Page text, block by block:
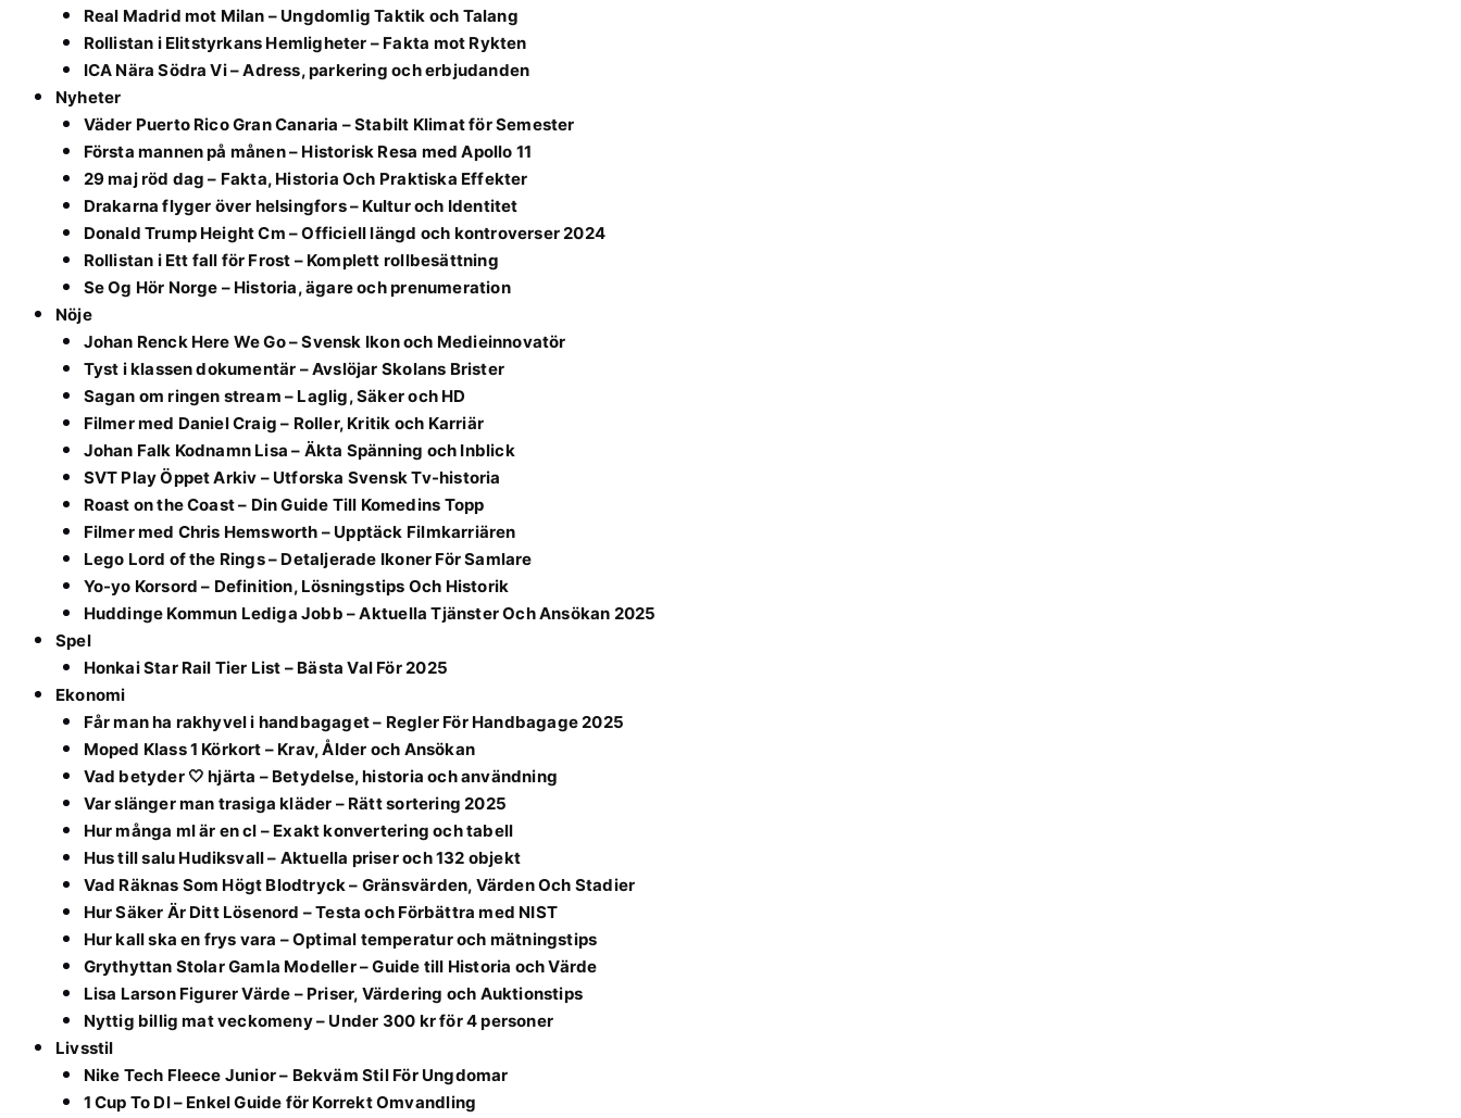
Real Madrid mot Milan – Ungdomlig Taktik och Talang
Rollistan i Elitstyrkans Hemligheter – Fakta mot Rykten
ICA Nära Södra Vi – Adress, parkering och erbjudanden
Nyheter
Väder Puerto Rico Gran Canaria – Stabilt Klimat för Semester
Första mannen på månen – Historisk Resa med Apollo 11
29 maj röd dag – Fakta, Historia Och Praktiska Effekter
Drakarna flyger över helsingfors – Kultur och Identitet
Donald Trump Height Cm – Officiell längd och kontroverser 2024
Rollistan i Ett fall för Frost – Komplett rollbesättning
Se Og Hör Norge – Historia, ägare och prenumeration
Nöje
Johan Renck Here We Go – Svensk Ikon och Medieinnovatör
Tyst i klassen dokumentär – Avslöjar Skolans Brister
Sagan om ringen stream – Laglig, Säker och HD
Filmer med Daniel Craig – Roller, Kritik och Karriär
Johan Falk Kodnamn Lisa – Äkta Spänning och Inblick
SVT Play Öppet Arkiv – Utforska Svensk Tv-historia
Roast on the Coast – Din Guide Till Komedins Topp
Filmer med Chris Hemsworth – Upptäck Filmkarriären
Lego Lord of the Rings – Detaljerade Ikoner För Samlare
Yo-yo Korsord – Definition, Lösningstips Och Historik
Huddinge Kommun Lediga Jobb – Aktuella Tjänster Och Ansökan 2025
Spel
Honkai Star Rail Tier List – Bästa Val För 2025
Ekonomi
Får man ha rakhyvel i handbagaget – Regler För Handbagage 2025
Moped Klass 1 Körkort – Krav, Ålder och Ansökan
Vad betyder 🤍 hjärta – Betydelse, historia och användning
Var slänger man trasiga kläder – Rätt sortering 2025
Hur många ml är en cl – Exakt konvertering och tabell
Hus till salu Hudiksvall – Aktuella priser och 132 objekt
Vad Räknas Som Högt Blodtryck – Gränsvärden, Värden Och Stadier
Hur Säker Är Ditt Lösenord – Testa och Förbättra med NIST
Hur kall ska en frys vara – Optimal temperatur och mätningstips
Grythyttan Stolar Gamla Modeller – Guide till Historia och Värde
Lisa Larson Figurer Värde – Priser, Värdering och Auktionstips
Nyttig billig mat veckomeny – Under 300 kr för 4 personer
Livsstil
Nike Tech Fleece Junior – Bekväm Stil För Ungdomar
1 Cup To Dl – Enkel Guide för Korrekt Omvandling